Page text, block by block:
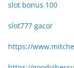
slot bonus 100
slot777 gacor
https://